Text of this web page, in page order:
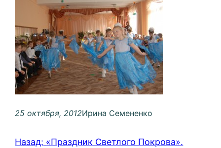
25 октября, 2012Ирина Семененко
Назад: «Праздник Светлого Покрова».